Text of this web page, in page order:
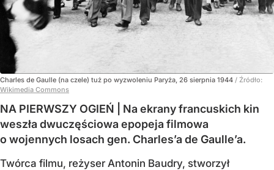
Charles de Gaulle (na czele) tuż po wyzwoleniu Paryża, 26 sierpnia 1944 / Źródło:
Wikimedia Commons
NA PIERWSZY OGIEŃ | Na ekrany francuskich kin
weszła dwuczęściowa epopeja filmowa
o wojennych losach gen. Charles’a de Gaulle’a.
Twórca filmu, reżyser Antonin Baudry, stworzył